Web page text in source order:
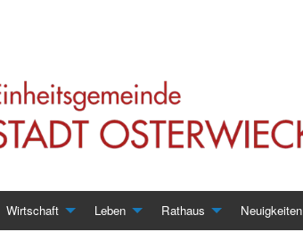
Wirtschaft Leben Rathaus Neuigkeiten